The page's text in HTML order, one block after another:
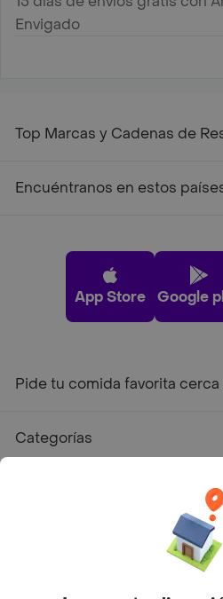
Envigado
Top Marcas y Cadenas de
Encuéntranos en estos
App Store Google
Pide tu comida favorita cerca
Categorías